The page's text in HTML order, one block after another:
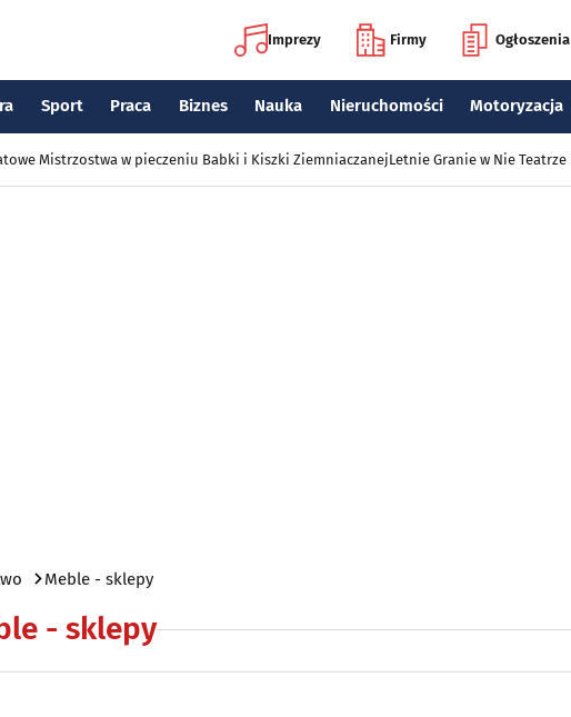
Imprezy Firmy Ogłoszenia
Sport Praca Biznes Nauka Nieruchomości Motoryzacja
Mistrzostwa w pieczeniu Babki i Kiszki ZiemniaczanejLetnie Granie w Nie Teatrze
Meble - sklepy
- sklepy